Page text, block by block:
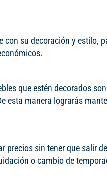
con su decoración y estilo,
que estén decorados
esta manera lograrás
precios sin tener que salir
o cambio de